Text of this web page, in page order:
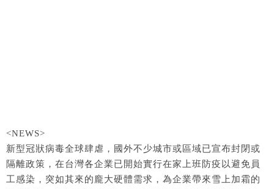
<NEWS>
新型冠狀病毒全球肆虐，國外不少城市或區域已宣布封閉或
隔離政策，在台灣各企業已開始實行在家上班防疫以避免員
工感染，突如其來的龐大硬體需求，為企業帶來雪上加霜的